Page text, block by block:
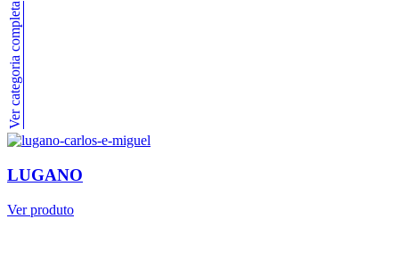
Ver categoria completa
LUGANO
Ver produto